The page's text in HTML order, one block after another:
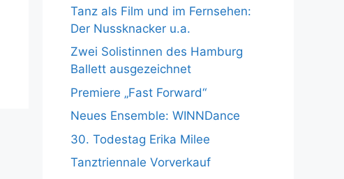
Tanz als Film und im Fernsehen:
Der Nussknacker u.a.
Zwei Solistinnen des Hamburg
Ballett ausgezeichnet
Premiere „Fast Forward“
Neues Ensemble: WINNDance
30. Todestag Erika Milee
Tanztriennale Vorverkauf